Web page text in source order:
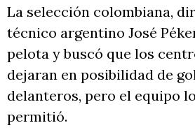
La selección colombiana,
técnico argentino José
pelota y buscó que los
dejaran en posibilidad de
delanteros, pero el equipo
permitió.